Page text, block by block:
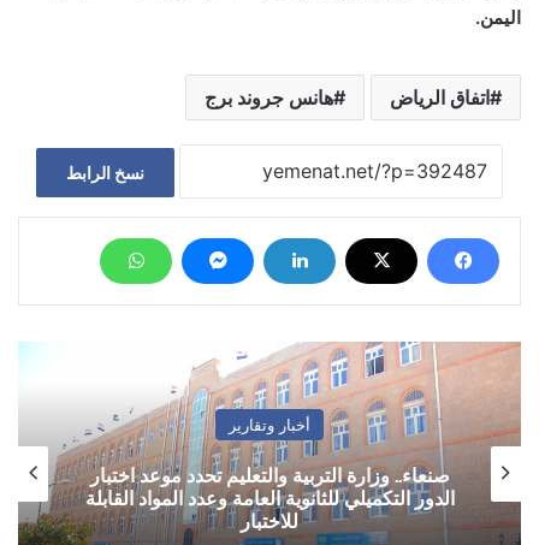
اليمن.
اتفاق الرياض هانس جروند برج
نسخ الرابط
أخبار وتقارير
صنعاء.. وزارة التربية والتعليم تحدد موعد اختبار
الدور التكميلي للثانوية العامة وعدد المواد القابلة
للاختبار